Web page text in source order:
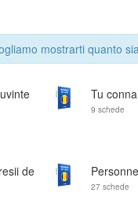
mostrarti quanto
Tu
9 schede
de
27 schede